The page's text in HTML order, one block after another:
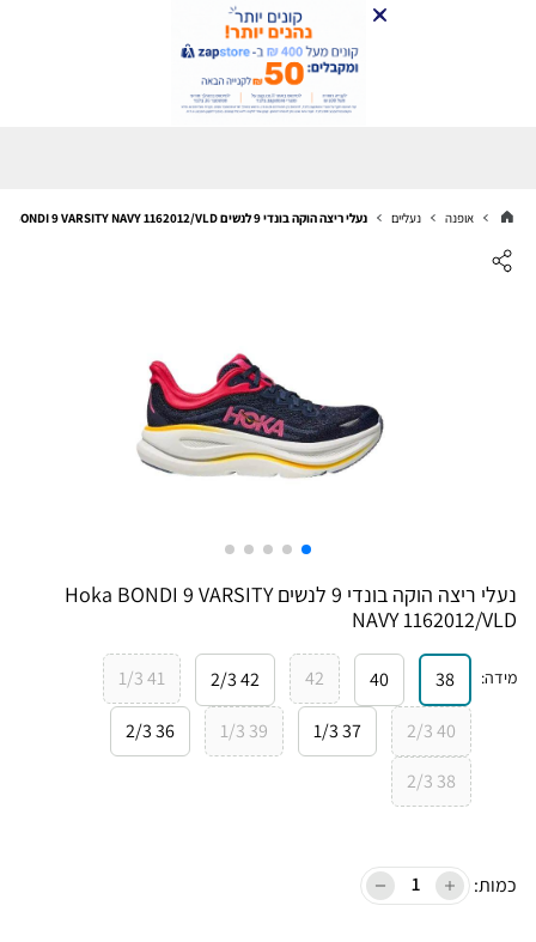
אופנה נעליים נעלי ריצה הוקה בונדי 9 לנשים Hoka BONDI 9 VARSITY NAVY 1162012/VLD
נעלי ריצה הוקה בונדי 9 לנשים Hoka BONDI 9 VARSITY
NAVY 1162012/VLD
מידה:
38
40
42
42 2/3
41 1/3
40 2/3
37 1/3
39 1/3
36 2/3
38 2/3
כמות: